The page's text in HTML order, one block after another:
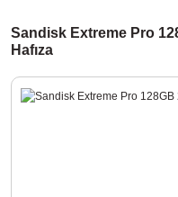
Sandisk Extreme Pro
Hafıza